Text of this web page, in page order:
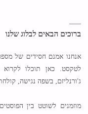
ברוכים הבאים לבלוג שלנו
אנחנו אמנם חסידים של
לטקסט. כאן תוכלו
ג'ורנליזם, בשפה נגישה,
מוזמנים לשוטט בין